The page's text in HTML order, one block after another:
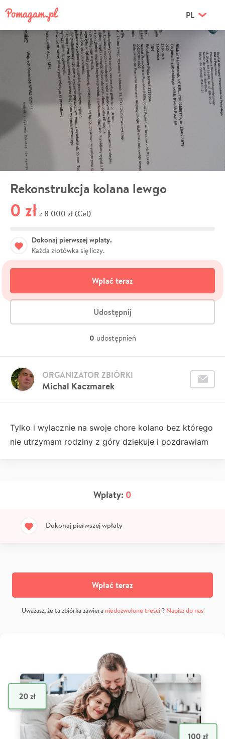
PL
Rekonstrukcja kolana lewgo
0 zł z 8 000 zł (Cel)
Dokonaj pierwszej wpłaty.
Każda złotówka się liczy.
Wpłać teraz
Udostępnij
0 udostępnień
Michal Kaczmarek
ORGANIZATOR ZBIÓRKI
Tylko i wylacznie na swoje chore kolano bez którego
nie utrzymam rodziny z góry dziekuje i pozdrawiam
Wpłaty: 0
Dokonaj pierwszej wpłaty
Wpłać teraz
Uważasz, że ta zbiórka zawiera niedozwolone treści? Napisz do nas